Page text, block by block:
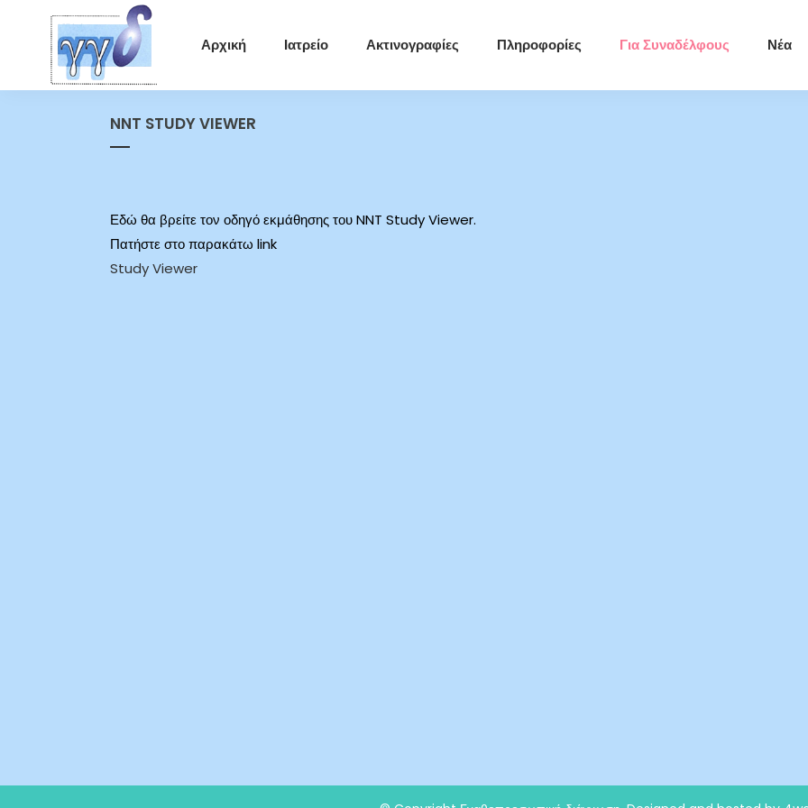
Αρχική Ιατρείο Ακτινογραφίες Πληροφορίες Για Συναδέλφους Νέα
NNT STUDY VIEWER
Εδώ θα βρείτε τον οδηγό εκμάθησης του NNT Study Viewer.
Πατήστε στο παρακάτω link
Study Viewer